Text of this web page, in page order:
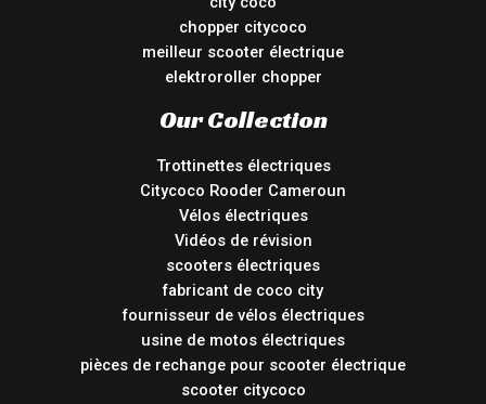
chopper citycoco
meilleur scooter électrique
elektroroller chopper
Our Collection
Trottinettes électriques
Citycoco Rooder Cameroun
Vélos électriques
Vidéos de révision
scooters électriques
fabricant de coco city
fournisseur de vélos électriques
usine de motos électriques
pièces de rechange pour scooter électrique
scooter citycoco